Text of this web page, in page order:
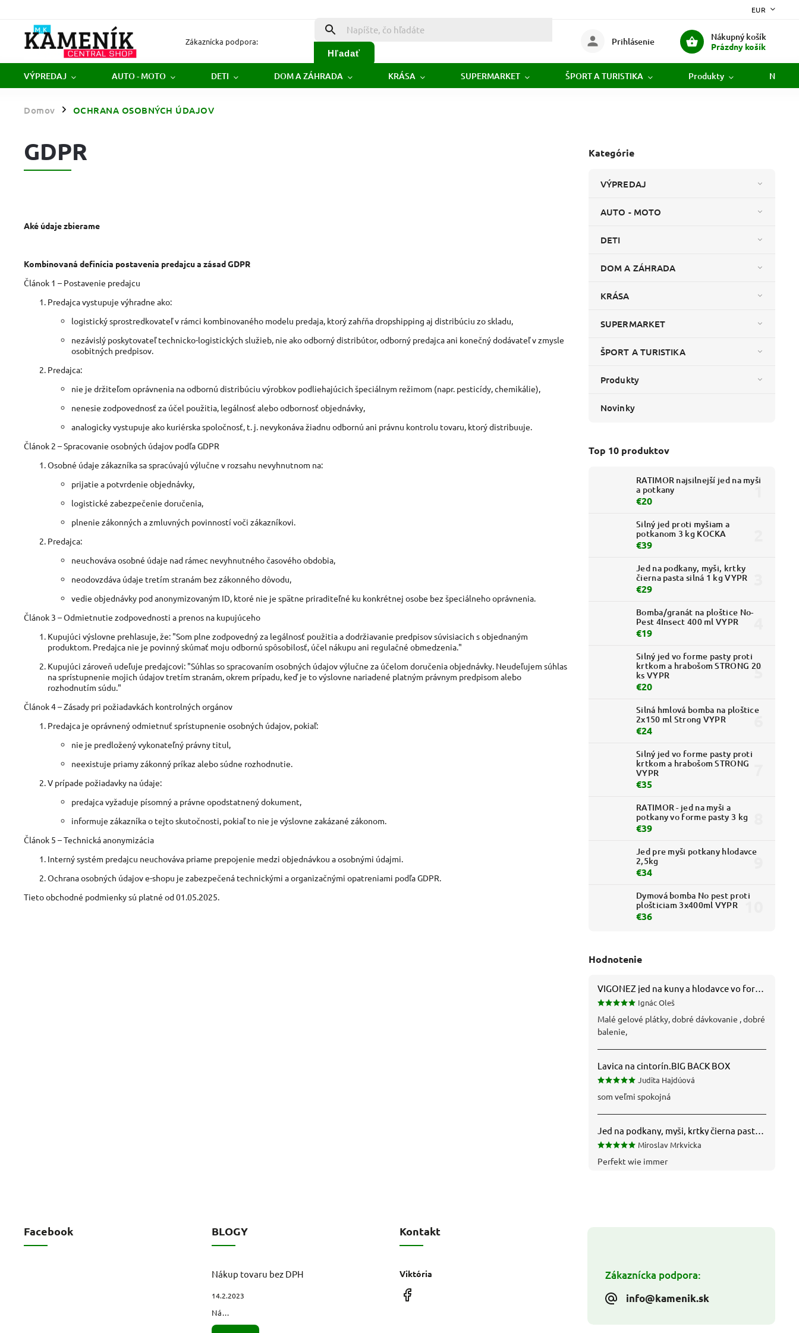
EUR
Zákaznícka podpora:
Hľadať
Nákupný košík
Prázdny košík
Prihlásenie
VÝPREDAJ AUTO - MOTO DETI DOM A ZÁHRADA KRÁSA SUPERMARKET ŠPORT A TURISTIKA Produkty
Domov / OCHRANA OSOBNÝCH ÚDAJOV
Kategórie
VÝPREDAJ
AUTO - MOTO
DETI
DOM A ZÁHRADA
KRÁSA
SUPERMARKET
ŠPORT A TURISTIKA
Produkty
Novinky
Top 10 produktov
RATIMOR najsilnejší jed na myši
a potkany
€20
Silný jed proti myšiam a
potkanom 3 kg KOCKA
€39
Jed na podkany, myši, krtky
čierna pasta silná 1 kg VYPR
€29
Bomba/granát na ploštice No-
Pest 4Insect 400 ml VYPR
€19
Silný jed vo forme pasty proti
krtkom a hrabošom STRONG 20
ks VYPR
€20
Silná hmlová bomba na ploštice
2x150 ml Strong VYPR
€24
Silný jed vo forme pasty proti
krtkom a hrabošom STRONG
VYPR
€35
RATIMOR - jed na myši a
potkany vo forme pasty 3 kg
€39
Jed pre myši potkany hlodavce
2,5kg
€34
Dymová bomba No pest proti
plošticiam 3x400ml VYPR
€36
Hodnotenie
VIGONEZ jed na kuny a hlodavce vo forme pasty 1,5 kg
Ignác Oleš
Malé gelové plátky, dobré dávkovanie , dobré
balenie,
Lavica na cintorín.BIG BACK BOX
Judita Hajdúová
som veľmi spokojná
Jed na podkany, myši, krtky čierna pasta silná 1 kg VYPR
Miroslav Mrkvicka
Perfekt wie immer
GDPR
Aké údaje zbierame
Kombinovaná definícia postavenia predajcu a zásad GDPR
Článok 1 – Postavenie predajcu
Predajca vystupuje výhradne ako:
logistický sprostredkovateľ v rámci kombinovaného modelu predaja, ktorý zahŕňa dropshipping aj distribúciu zo skladu,
nezávislý poskytovateľ technicko-logistických služieb, nie ako odborný distribútor, odborný predajca ani konečný dodávateľ v zmysle
osobitných predpisov.
Predajca:
nie je držiteľom oprávnenia na odbornú distribúciu výrobkov podliehajúcich špeciálnym režimom (napr. pesticídy, chemikálie),
nenesie zodpovednosť za účel použitia, legálnosť alebo odbornosť objednávky,
analogicky vystupuje ako kuriérska spoločnosť, t. j. nevykonáva žiadnu odbornú ani právnu kontrolu tovaru, ktorý distribuuje.
Článok 2 – Spracovanie osobných údajov podľa GDPR
Osobné údaje zákazníka sa spracúvajú výlučne v rozsahu nevyhnutnom na:
prijatie a potvrdenie objednávky,
logistické zabezpečenie doručenia,
plnenie zákonných a zmluvných povinností voči zákazníkovi.
Predajca:
neuchováva osobné údaje nad rámec nevyhnutného časového obdobia,
neodovzdáva údaje tretím stranám bez zákonného dôvodu,
vedie objednávky pod anonymizovaným ID, ktoré nie je spätne priraditeľné ku konkrétnej osobe bez špeciálneho oprávnenia.
Článok 3 – Odmietnutie zodpovednosti a prenos na kupujúceho
Kupujúci výslovne prehlasuje, že: "Som plne zodpovedný za legálnosť použitia a dodržiavanie predpisov súvisiacich s objednaným
produktom. Predajca nie je povinný skúmať moju odbornú spôsobilosť, účel nákupu ani regulačné obmedzenia."
Kupujúci zároveň udeľuje predajcovi: "Súhlas so spracovaním osobných údajov výlučne za účelom doručenia objednávky. Neudeľujem súhlas
na sprístupnenie mojich údajov tretím stranám, okrem prípadu, keď je to výslovne nariadené platným právnym predpisom alebo
rozhodnutím súdu."
Článok 4 – Zásady pri požiadavkách kontrolných orgánov
Predajca je oprávnený odmietnuť sprístupnenie osobných údajov, pokiaľ:
nie je predložený vykonateľný právny titul,
neexistuje priamy zákonný príkaz alebo súdne rozhodnutie.
V prípade požiadavky na údaje:
predajca vyžaduje písomný a právne opodstatnený dokument,
informuje zákazníka o tejto skutočnosti, pokiaľ to nie je výslovne zakázané zákonom.
Článok 5 – Technická anonymizácia
Interný systém predajcu neuchováva priame prepojenie medzi objednávkou a osobnými údajmi.
Ochrana osobných údajov e-shopu je zabezpečená technickými a organizačnými opatreniami podľa GDPR.
Tieto obchodné podmienky sú platné od 01.05.2025.
Zákaznícka podpora:
info@kamenik.sk
Facebook BLOGY
Nákup tovaru bez DPH
14.2.2023
Ná...
Kontakt
Viktória